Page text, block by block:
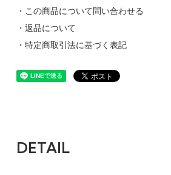
・この商品について問い合わせる
・返品について
・特定商取引法に基づく表記
DETAIL